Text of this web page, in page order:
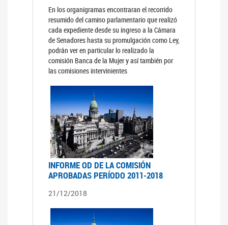
En los organigramas encontraran el recorrido
resumido del camino parlamentario que realizó
cada expediente desde su ingreso a la Cámara
de Senadores hasta su promulgación como Ley,
podrán ver en particular lo realizado la
comisión Banca de la Mujer y así también por
las comisiones intervinientes
INFORME OD DE LA COMISIÓN
APROBADAS PERÍODO 2011-2018
21/12/2018